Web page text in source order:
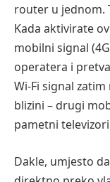
router u jednom.
Kada aktivirate
mobilni signal
operatera i
Wi-Fi signal
blizini – drugi
pametni
Dakle, umjesto